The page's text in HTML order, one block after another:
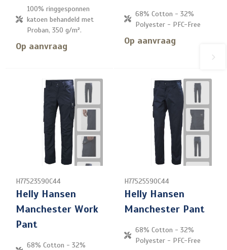
100% ringgesponnen
katoen behandeld met
Proban, 350 g/m².
Op aanvraag
68% Cotton - 32%
Polyester - PFC-Free
Op aanvraag
H77523590C44
Helly Hansen
Manchester Work
Pant
68% Cotton - 32%
H77525590C44
Helly Hansen
Manchester Pant
68% Cotton - 32%
Polyester - PFC-Free